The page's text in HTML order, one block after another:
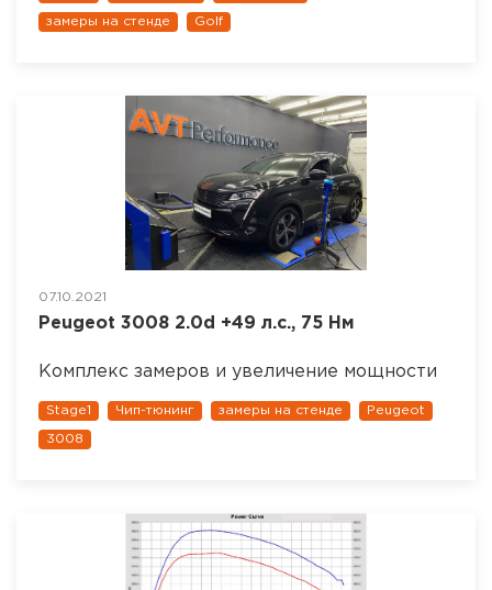
замеры на стенде Golf
07.10.2021
Peugeot 3008 2.0d +49 л.с., 75 Нм
Комплекс замеров и увеличение мощности
Stage1 Чип-тюнинг замеры на стенде Peugeot
3008